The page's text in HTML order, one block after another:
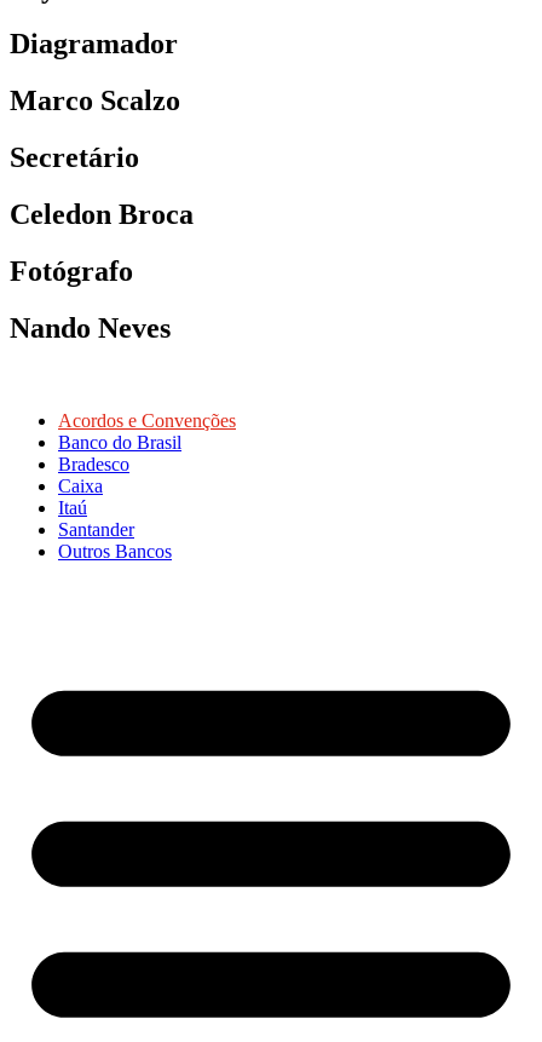
Diagramador
Marco Scalzo
Secretário
Celedon Broca
Fotógrafo
Nando Neves
Acordos e Convenções
Banco do Brasil
Bradesco
Caixa
Itaú
Santander
Outros Bancos